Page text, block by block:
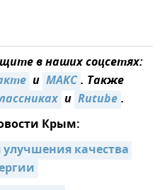
в наших соцсетях:
и MAКС. Также
и Rutube.
Крым:
качества